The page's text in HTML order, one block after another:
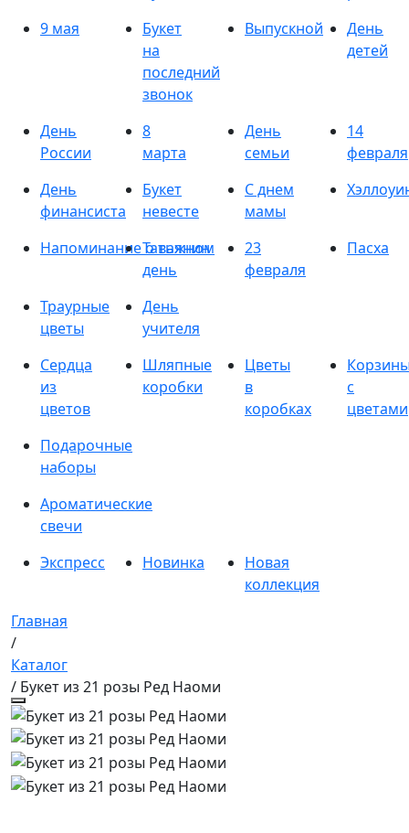
9 мая
Букет
на
последний
звонок
Выпускной
День
детей
День
России
8
марта
День
семьи
14
февраля
День
финансиста
Букет
невесте
С днем
мамы
Напоминание о важном
Татьянин
день
23
февраля
Пасха
Траурные
цветы
День
учителя
Сердца
из
цветов
Шляпные
коробки
Цветы
в
коробках
с
цветами
Подарочные
наборы
Ароматические
свечи
Экспресс
Новинка
Новая
коллекция
Главная
/
Каталог
/ Букет из 21 розы Ред Наоми